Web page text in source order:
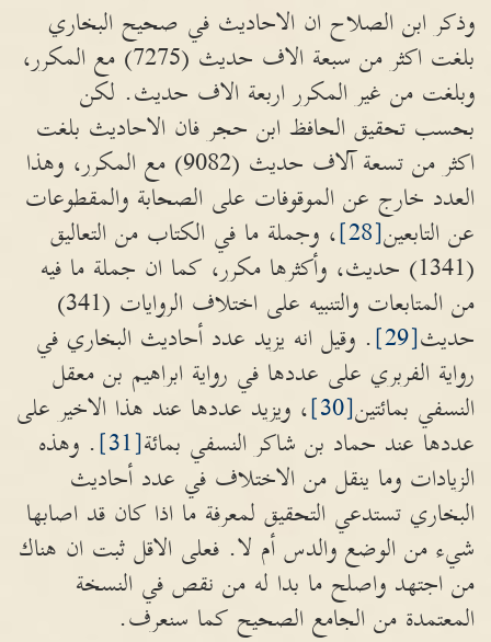
وذكر ابن الصلاح ان الاحاديث في صحيح البخاري
بلغت اكثر من سبعة الاف حديث (7275) مع المكرر،
وبلغت من غير المكرر اربعة الاف حديث. لكن
بحسب تحقيق الحافظ ابن حجر فان الاحاديث بلغت
اكثر من تسعة آلاف حديث (9082) مع المكرر، وهذا
العدد خارج عن الموقوفات على الصحابة والمقطوعات
عن التابعين[28]
، وجملة ما في الكتاب من التعاليق
(1341) حديث، وأكثرها مكرر، كما ان جملة ما فيه
من المتابعات والتنبيه على اختلاف الروايات (341)
حديث[29]
. وقيل انه يزيد عدد أحاديث البخاري في
رواية الفربري على عددها في رواية ابراهيم بن معقل
النسفي بمائتين[30]
، ويزيد عددها عند هذا الاخير على
عددها عند حماد بن شاكر النسفي بمائة[31]
. وهذه
الزيادات وما ينقل من الاختلاف في عدد أحاديث
البخاري تستدعي التحقيق لمعرفة ما اذا كان قد اصابها
شيء من الوضع والدس أم لا. فعلى الاقل ثبت ان هناك
من اجتهد واصلح ما بدا له من نقص في النسخة
المعتمدة من الجامع الصحيح كما سنعرف.